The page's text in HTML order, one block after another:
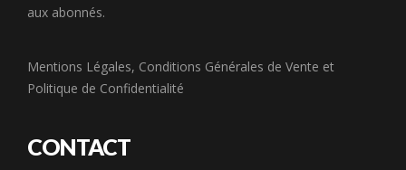
aux abonnés.
Mentions Légales, Conditions Générales de Vente et
Politique de Confidentialité
CONTACT